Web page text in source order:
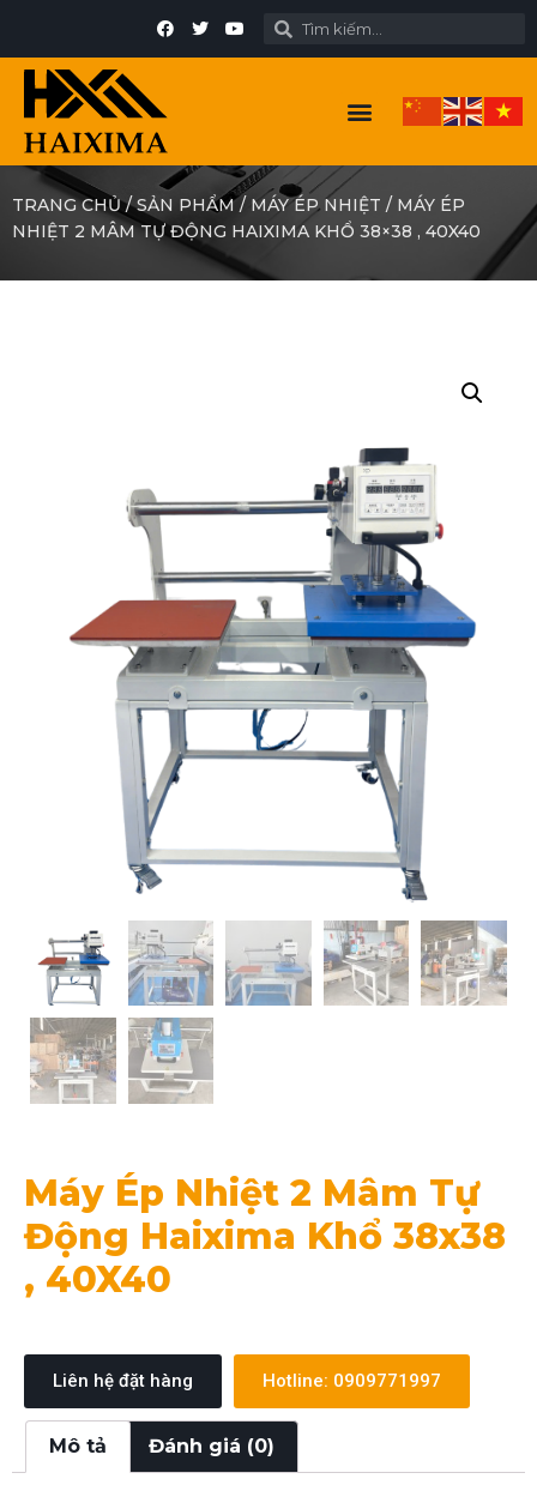
TRANG CHỦ/SẢN PHẨM/ MÁY ÉP NHIỆT / MÁY ÉP
NHIỆT 2 MÂM TỰ ĐỘNG HAIXIMA KHỔ 38×38 , 40X40
Máy Ép Nhiệt 2 Mâm Tự
Động Haixima Khổ 38x38
, 40X40
Liên hệ đặt hàng Hotline: 0909771997
Mô tả Đánh giá (0)